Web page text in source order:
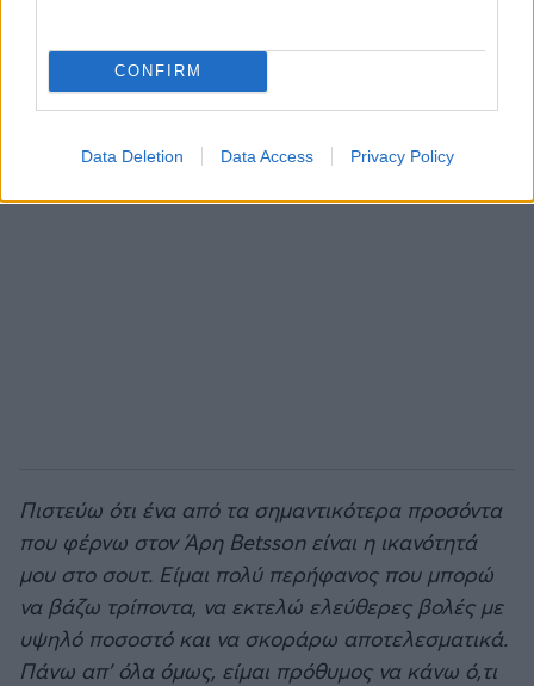
CONFIRM
Data Deletion Data Access Privacy Policy
Πιστεύω ότι ένα από τα σημαντικότερα προσόντα
που φέρνω στον Άρη Betsson είναι η ικανότητά
μου στο σουτ. Είμαι πολύ περήφανος που μπορώ
να βάζω τρίποντα, να εκτελώ ελεύθερες βολές με
υψηλό ποσοστό και να σκοράρω αποτελεσματικά.
Πάνω απ’ όλα όμως, είμαι πρόθυμος να κάνω ό,τι